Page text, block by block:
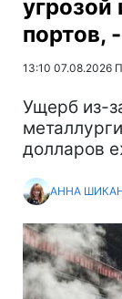
угрозой
портов,
13:10 07.08.2026
Ущерб из-
долларов
АННА